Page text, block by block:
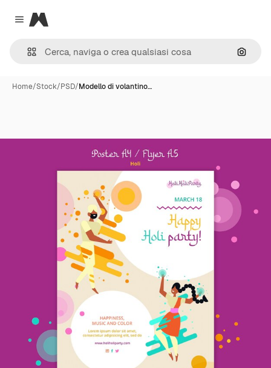
Close menu
Magnific
Cerca
Home/Stock/PSD/Modello di volantino…